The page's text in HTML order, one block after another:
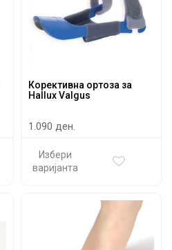
Корективна ортоза за
Hallux Valgus
1.090 ден.
Избери
варијанта